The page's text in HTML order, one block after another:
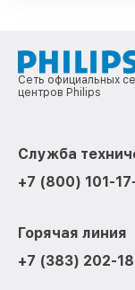
Сеть официальных
центров Philips
Служба
+7 (800) 101-
Горячая линия
+7 (383) 202-